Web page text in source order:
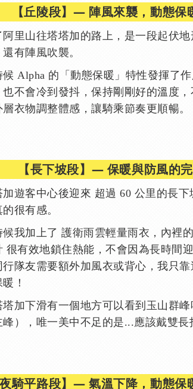
【丘陵段】— 陣風來襲，動態保
阿里山往塔塔加的路上，是一段起伏
有陣風吹襲。
候 Alpha 的「動態保暖」特性發揮了
也不會冷到發抖，保持剛剛好的溫度
層衣物調整體感，讓騎乘節奏更順暢。
【長下坡段】— 保暖與防風的
加遊客中心後迎來 超過 60 公里的長
很有感。
候我加上了 護衛雨雲輕量雨衣，內裡
很有效地鎖住熱能，不會因為長時間
行隊友需要額外加風衣或背心，我只靠
！
塔加下滑有一個地方可以看到玉山群
峰），唯一美中不足的是...應該戴雙長
夜騎平路段】— 氣溫下降，動態保